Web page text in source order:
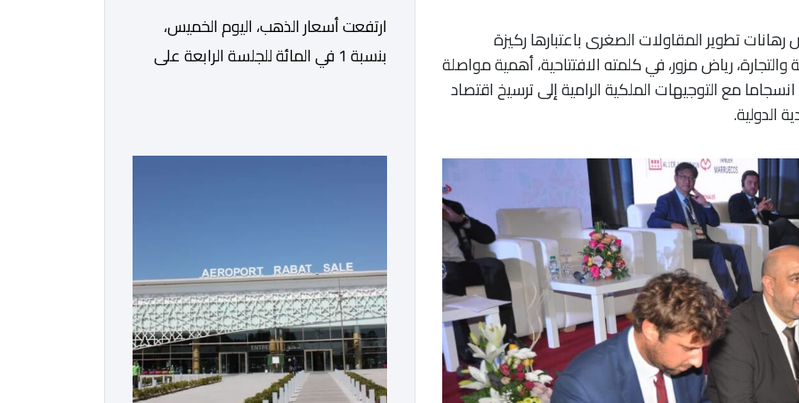
تطوير المقاولات الصغرى باعتبارها ركيزة
رياض مزور، في كلمته الافتتاحية، أهمية مواصلة
مع التوجيهات الملكية الرامية إلى ترسيخ اقتصاد
الدولية.
ارتفعت أسعار الذهب، اليوم الخميس،
بنسبة 1 في المائة للجلسة الرابعة على
الماضي، فيما ارتفعت العقود الأمريكية
الآجلة […]